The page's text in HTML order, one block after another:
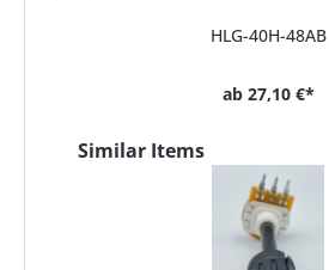
HLG-40H-48AB
ab 27,10 €*
Similar Items